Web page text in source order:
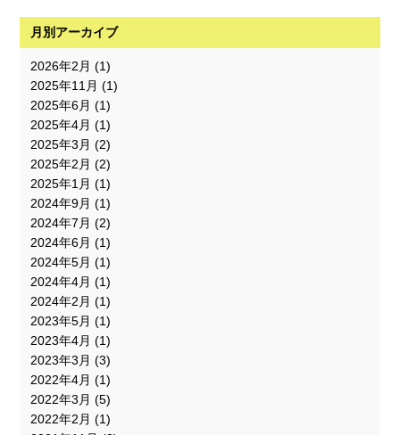
月別アーカイブ
2026年2月 (1)
2025年11月 (1)
2025年6月 (1)
2025年4月 (1)
2025年3月 (2)
2025年2月 (2)
2025年1月 (1)
2024年9月 (1)
2024年7月 (2)
2024年6月 (1)
2024年5月 (1)
2024年4月 (1)
2024年2月 (1)
2023年5月 (1)
2023年4月 (1)
2023年3月 (3)
2022年4月 (1)
2022年3月 (5)
2022年2月 (1)